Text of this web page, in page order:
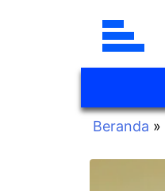
Beranda »